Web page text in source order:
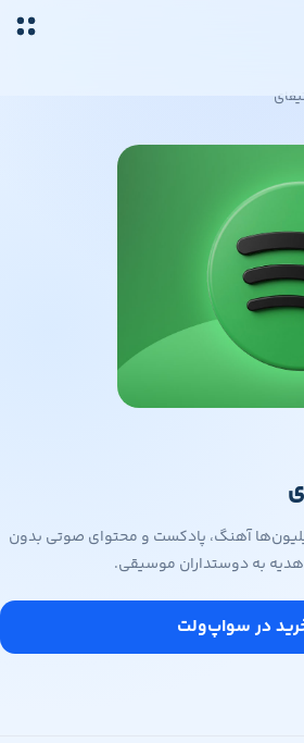
آهنگ، پادکست و محتوای صوتی بدون
هدیه به دوستداران موسیقی.
در سواپ‌ولت